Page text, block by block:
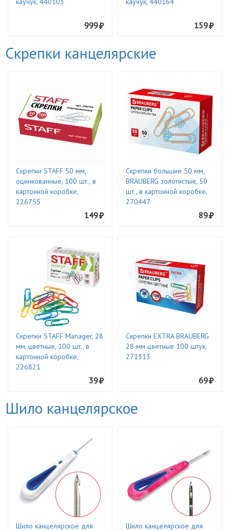
999 159
Скрепки канцелярские
Скрепки STAFF 50 мм,
оцинкованные, 100 шт., в
картонной коробке,
226755
149
Скрепки большие 50 мм,
BRAUBERG золотистые, 50
шт., в картонной коробке,
270447
89
Скрепки STAFF Manager, 28
мм, цветные, 100 шт., в
картонной коробке,
226821
39
Скрепки EXTRA BRAUBERG
28 мм цветные 100 штук,
271313
69
Шило канцелярское
Шило канцелярское для
Шило канцелярское для